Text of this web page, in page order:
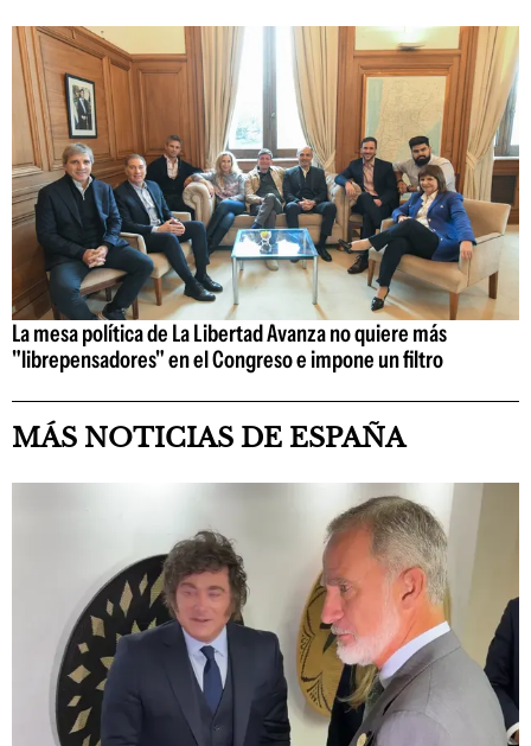
La mesa política de La Libertad Avanza no quiere más
"librepensadores" en el Congreso e impone un filtro
MÁS NOTICIAS DE ESPAÑA